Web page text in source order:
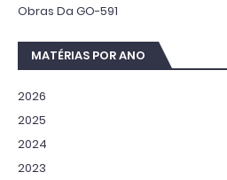
Obras Da GO-591
MATÉRIAS POR ANO
2026
2025
2024
2023